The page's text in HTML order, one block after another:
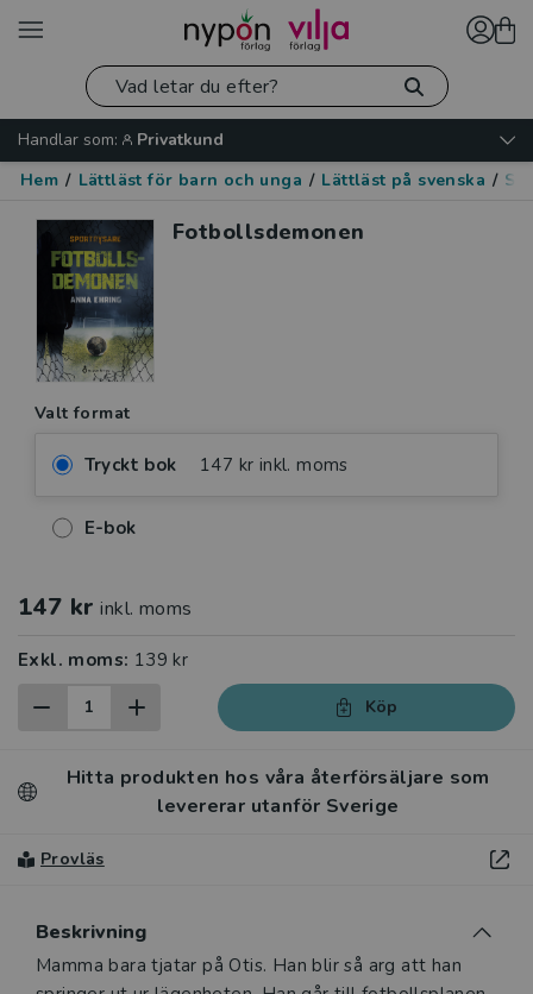
Handlar som:
Privatkund
Hem / Lättläst för barn och unga / Lättläst på svenska /
Fotbollsdemonen
Valt format
Tryckt bok 147 kr inkl. moms
E-bok
147 kr inkl. moms
Exkl. moms: 139 kr
Köp
Hitta produkten hos våra återförsäljare som
levererar utanför Sverige
Provläs
Beskrivning
Beskrivning
Mamma bara tjatar på Otis. Han blir så arg att han